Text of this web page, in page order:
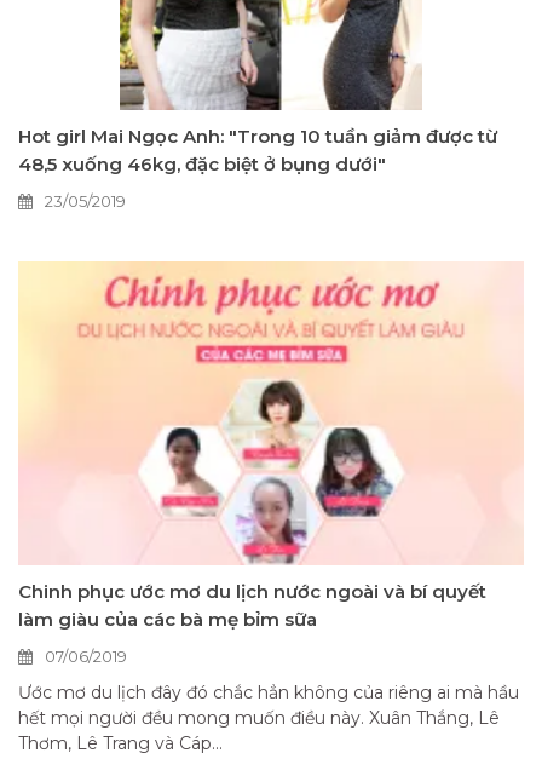
Hot girl Mai Ngọc Anh: "Trong 10 tuần giảm được từ
48,5 xuống 46kg, đặc biệt ở bụng dưới"
23/05/2019
Chinh phục ước mơ du lịch nước ngoài và bí quyết
làm giàu của các bà mẹ bỉm sữa
07/06/2019
Ước mơ du lịch đây đó chắc hẳn không của riêng ai mà hầu
hết mọi người đều mong muốn điều này. Xuân Thắng, Lê
Thơm, Lê Trang và Cáp...